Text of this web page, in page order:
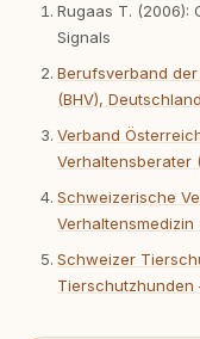
Rugaas T. (2006):
Signals
Berufsverband
(BHV),
Verband
Verhaltensberater
Schweizerische
Schweizer